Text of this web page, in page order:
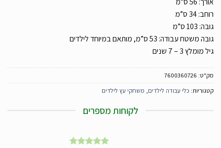
רוחב: 34 ס”מ
גובה: 103 ס”מ
גובה משטח עבודה: 53 ס”מ, מותאם במיוחד לילדים
גיל מומלץ 3 – 7 שנים
מק"ט: 7600360726
קטגוריות: כלי עבודה לילדים, משחקי עץ לילדים
לקוחות מספרים